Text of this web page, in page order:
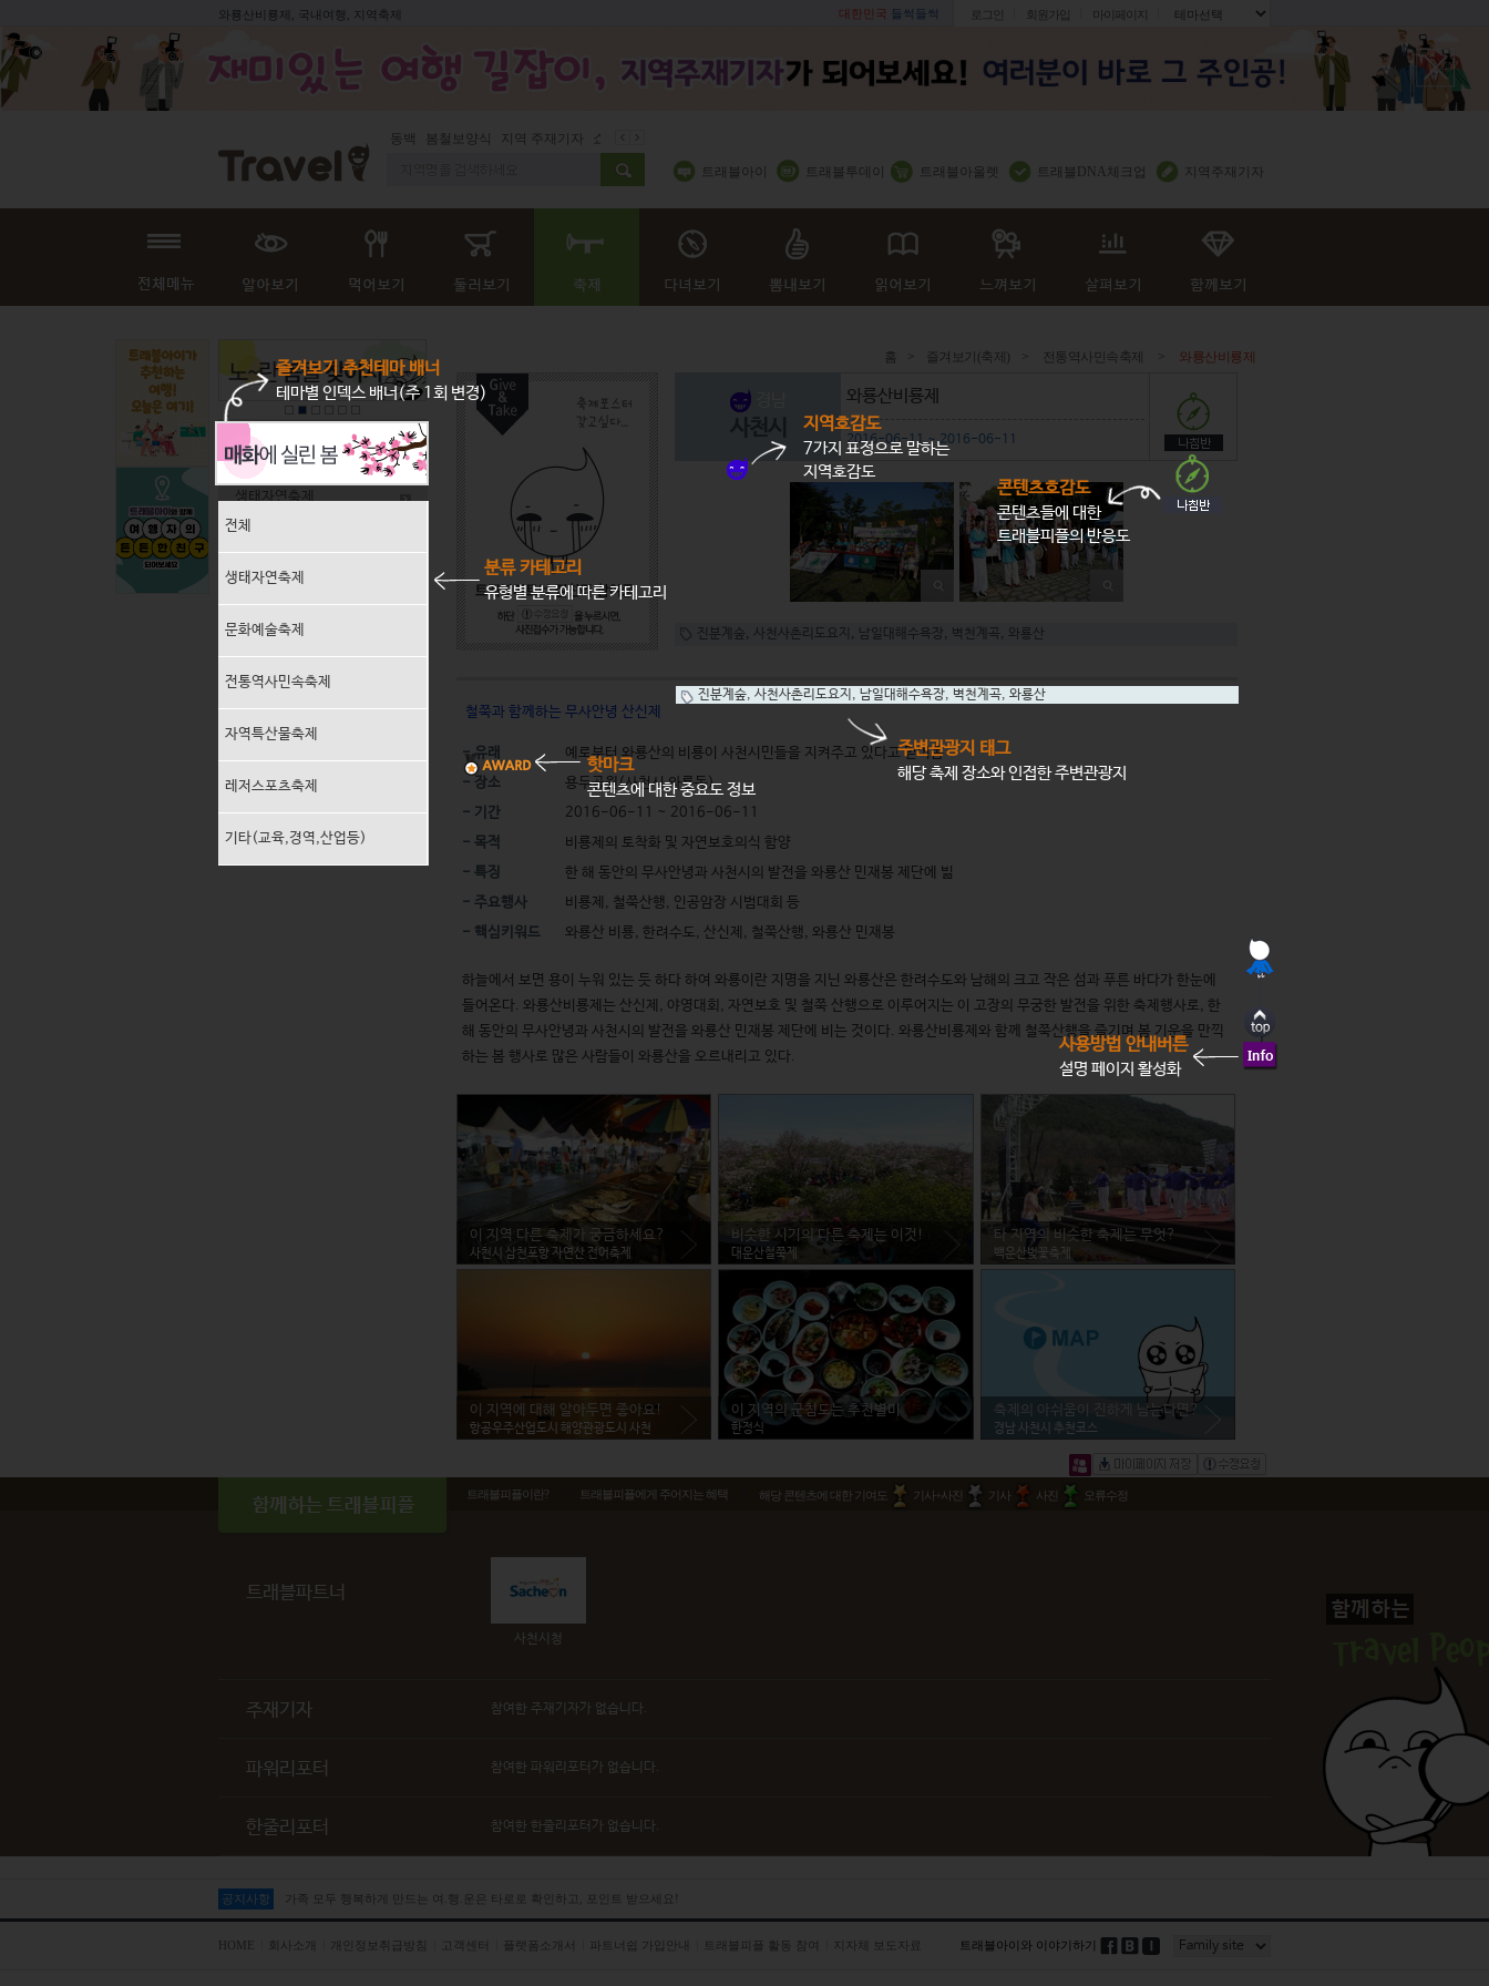
와룡산비룡제, 국내여행, 지역축제 대한민국 들썩들썩 로그인 회원가입 마이페이지
동백 봄철보양식 지역 주재기자 쇼 미 더 트래블아이
트래블아이 트래블투데이 트래블아울렛 트래블DNA체크업 지역주재기자
전체
생태자연축제
문화예술축제
전통역사민속축제
지역특산물축제
레저스포츠축제
기타(교육,경연,산업등)
홈 > 즐겨보기(축제) > 전통역사민속축제 > 와룡산비룡제
경남 와룡산비룡제
2016-06-11 ~ 2016-06-11
진분계숲, 사천사촌리도요지 , 남일대해수욕장 , 벽천계곡, 와룡산
철쭉과 함께하는 무사안녕 산신제
- 유래
예로부터 와룡산의 비룡이 사천시민들을 지켜주고 있다고 믿어옴
- 장소
용두공원(사천시 와룡동)
- 기간
2016-06-11 ~ 2016-06-11
- 목적
비룡제의 토착화 및 자연보호의식 함양
- 특징
한 해 동안의 무사안녕과 사천시의 발전을 와룡산 민재봉 제단에 빎
- 주요행사
비룡제, 철쭉산행, 인공암장 시범대회 등
- 핵심키워드
와룡산 비룡, 한려수도, 산신제, 철쭉산행, 와룡산 민재봉
하늘에서 보면 용이 누워 있는 듯 하다 하여 와룡이란 지명을 지닌 와룡산은 한려수도와 남해의 크고 작은 섬과 푸른 바다가 한눈에
들어온다. 와룡산비룡제는 산신제, 야영대회, 자연보호 및 철쭉 산행으로 이루어지는 이 고장의 무궁한 발전을 위한 축제행사로, 한
해 동안의 무사안녕과 사천시의 발전을 와룡산 민재봉 제단에 비는 것이다. 와룡산비룡제와 함께 철쭉산행을 즐기며 봄 기운을 만끽
하는 봄 행사로 많은 사람들이 와룡산을 오르내리고 있다.
이 지역 다른 축제가 궁금하세요?
사천시 삼천포항 자연산 전어축제
비슷한 시기의 다른 축제는 이것!
대운산철쭉제
타 지역의 비슷한 축제는 무엇?
백운산벚꽃축제
이 지역에 대해 알아두면 좋아요!
항공우주산업도시 해양관광도시 사천
이 지역의 군침도는 추천별미
한정식
축제의 아쉬움이 진하게 남는다면?
경남 사천시 추천코스
트래블피플이란? 트래블피플에게 주어지는 혜택 해당 콘텐츠에 대한 기여도 기사+사진 기사 사진 오류수정
트래블파트너
사천시청
주재기자 참여한 주재기자가 없습니다.
파워리포터 참여한 파워리포터가 없습니다.
한줄리포터 참여한 한줄리포터가 없습니다.
공지사항 가족 모두 행복하게 만드는 여.행.운은 타로로 확인하고, 포인트 받으세요!
HOME 회사소개 개인정보취급방침 고객센터 플랫폼소개서 파트너쉽 가입안내 트래블피플 활동 참여 지자체 보도자료 트래블아이와 이야기하기
즐겨보기 추천테마 배너
테마별 인덱스 배너(주 1회 변경)
분류 카테고리
유형별 분류에 따른 카테고리
전체
생태자연축제
문화예술축제
전통역사민속축제
자역특산물축제
레저스포츠축제
기타(교육,경역,산업등)
지역호감도
7가지 표정으로 말하는
지역호감도
콘텐츠호감도
콘텐츠들에 대한
트래블피플의 반응도
진분계숲, 사천사촌리도요지 , 남일대해수욕장, 벽천계곡, 와룡산
주변관광지 태그
해당 축제 장소와 인접한 주변관광지
핫마크
콘텐츠에 대한 중요도 정보
사용방법 안내버튼
설명 페이지 활성화